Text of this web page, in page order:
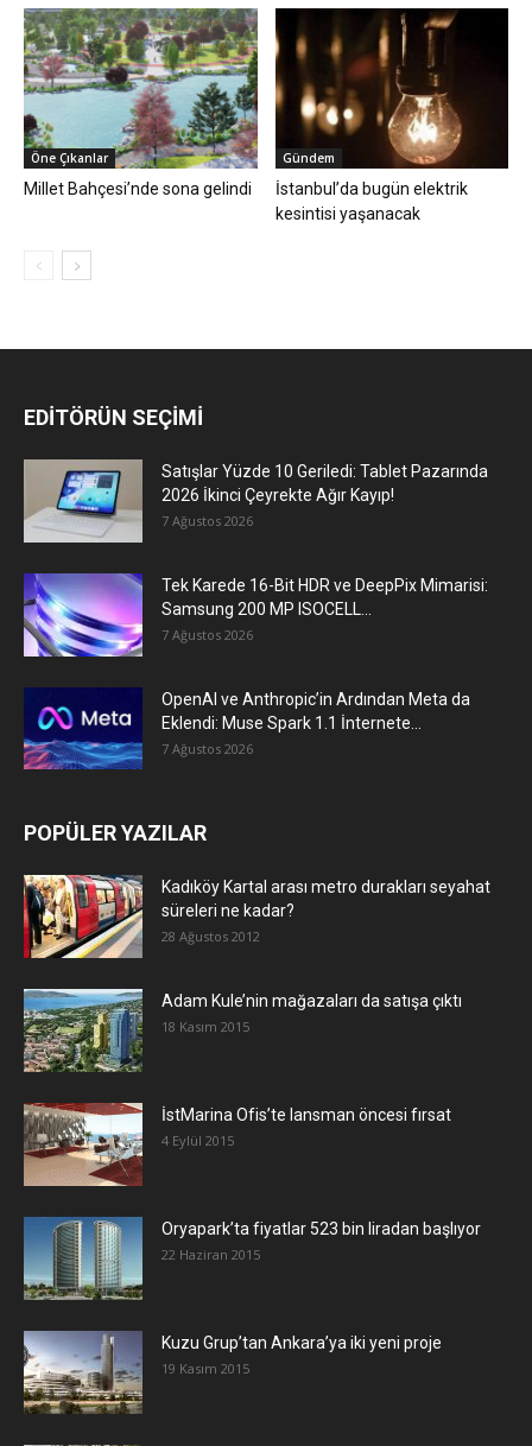
Öne Çıkanlar
Millet Bahçesi’nde sona gelindi
Gündem
İstanbul’da bugün elektrik
kesintisi yaşanacak
EDİTÖRÜN SEÇİMİ
Satışlar Yüzde 10 Geriledi: Tablet Pazarında
2026 İkinci Çeyrekte Ağır Kayıp!
7 Ağustos 2026
Tek Karede 16-Bit HDR ve DeepPix Mimarisi:
Samsung 200 MP ISOCELL...
7 Ağustos 2026
OpenAI ve Anthropic’in Ardından Meta da
Eklendi: Muse Spark 1.1 İnternete...
7 Ağustos 2026
POPÜLER YAZILAR
Kadıköy Kartal arası metro durakları seyahat
süreleri ne kadar?
28 Ağustos 2012
Adam Kule’nin mağazaları da satışa çıktı
18 Kasım 2015
İstMarina Ofis’te lansman öncesi fırsat
4 Eylül 2015
Oryapark’ta fiyatlar 523 bin liradan başlıyor
22 Haziran 2015
​Kuzu Grup’tan Ankara’ya iki yeni proje
19 Kasım 2015